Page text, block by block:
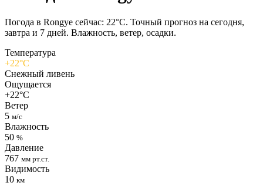
Погода в Rongyе сейчас: 22°C. Точный прогноз на сегодня,
завтра и 7 дней. Влажность, ветер, осадки.
Температура
+22°C
Снежный ливень
Ощущается
+22°C
Ветер
5 м/с
Влажность
50 %
Давление
767 мм рт.ст.
Видимость
10 км